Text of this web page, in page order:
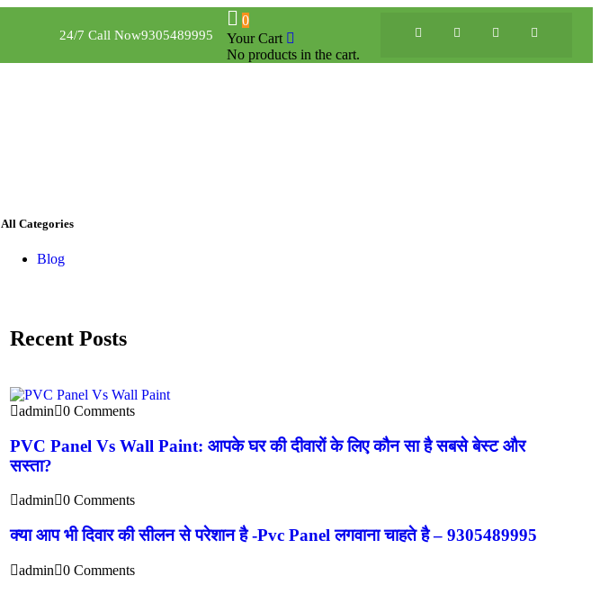
24/7 Call Now9305489995
0
Your Cart
No products in the cart.
All Categories
Blog
Recent Posts
admin 0 Comments
PVC Panel Vs Wall Paint: आपके घर की दीवारों के लिए कौन सा है सबसे बेस्ट और
सस्ता?
admin 0 Comments
क्या आप भी दिवार की सीलन से परेशान है -Pvc Panel लगवाना चाहते है – 9305489995
admin 0 Comments